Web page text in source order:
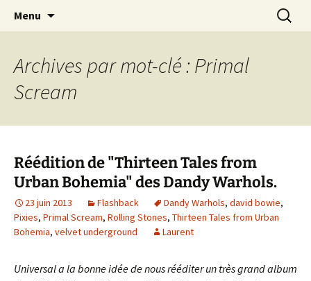
Laurent Rieppi
Journaliste musical · Historien du rock ·
Conférencier
Menu
Archives par mot-clé : Primal
Scream
Réédition de "Thirteen Tales from
Urban Bohemia" des Dandy Warhols.
23 juin 2013 Flashback Dandy Warhols, david bowie,
Pixies, Primal Scream, Rolling Stones, Thirteen Tales from Urban
Bohemia, velvet underground Laurent
Universal a la bonne idée de nous rééditer un très grand album